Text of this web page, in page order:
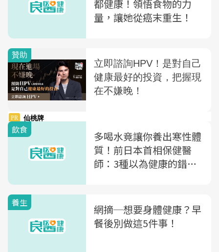
都健康！領悟食物的力
量，讓她從癌末重生！
飲食
多喝水竟讓你養出寒性體
質！前日本首相保健醫
師：3種以為健康的錯誤
養生
網摘─想要身體健康？早
餐後別做這5件事！